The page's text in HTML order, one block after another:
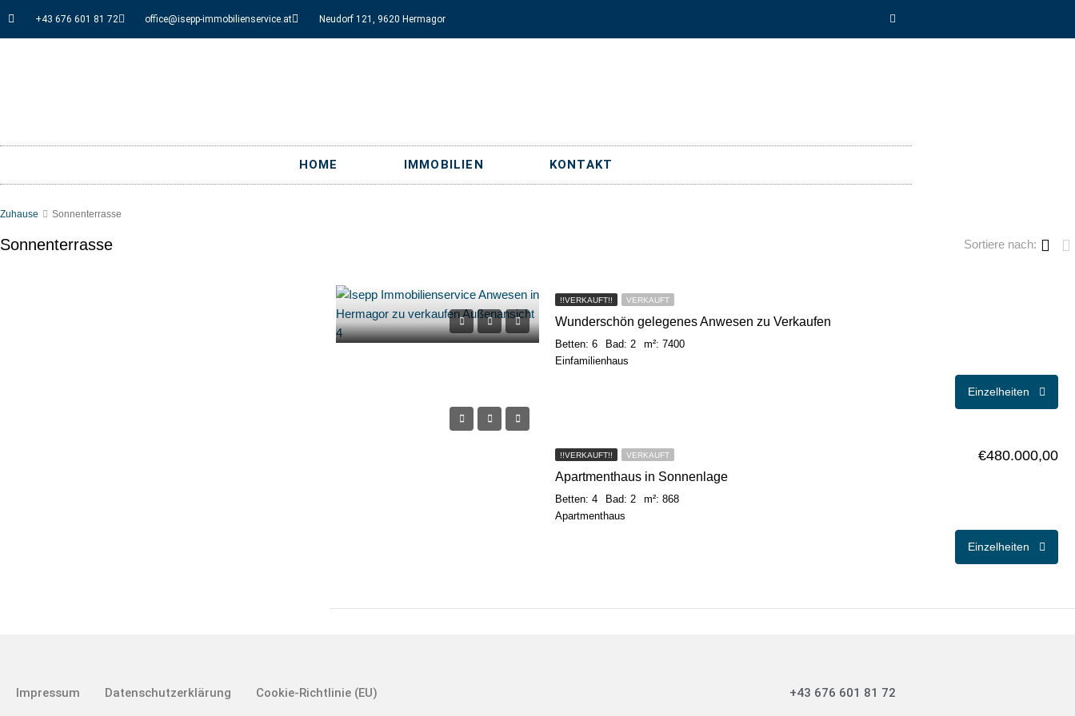
+43 676 601 81 72 office@isepp-immobilienservice.at Neudorf 121, 9620 Hermagor
HOME IMMOBILIEN KONTAKT
Zuhause Sonnenterrasse
Sonnenterrasse Sortiere nach:
!!VERKAUFT!! VERKAUFT
Wunderschön gelegenes Anwesen zu Verkaufen
Betten: 6 Bad: 2
m²: 7400
Einfamilienhaus
Einzelheiten
!!VERKAUFT!! VERKAUFT
Apartmenthaus in Sonnenlage
Betten: 4 Bad: 2
m²: 868
Apartmenthaus
€480.000,00
Einzelheiten
Impressum Datenschutzerklärung Cookie-Richtlinie (EU) +43 676 601 81 72